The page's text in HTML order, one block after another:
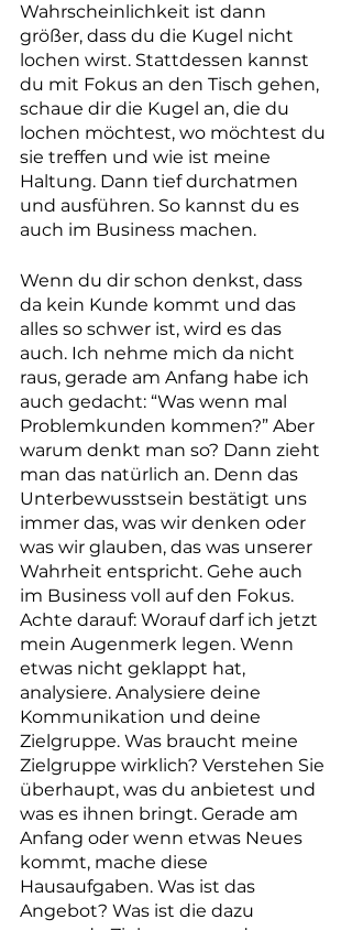
Wahrscheinlichkeit ist dann
größer, dass du die Kugel nicht
lochen wirst. Stattdessen kannst
du mit Fokus an den Tisch gehen,
schaue dir die Kugel an, die du
lochen möchtest, wo möchtest du
sie treffen und wie ist meine
Haltung. Dann tief durchatmen
und ausführen. So kannst du es
auch im Business machen.
Wenn du dir schon denkst, dass
da kein Kunde kommt und das
alles so schwer ist, wird es das
auch. Ich nehme mich da nicht
raus, gerade am Anfang habe ich
auch gedacht: “Was wenn mal
Problemkunden kommen?” Aber
warum denkt man so? Dann zieht
man das natürlich an. Denn das
Unterbewusstsein bestätigt uns
immer das, was wir denken oder
was wir glauben, das was unserer
Wahrheit entspricht. Gehe auch
im Business voll auf den Fokus.
Achte darauf: Worauf darf ich jetzt
mein Augenmerk legen. Wenn
etwas nicht geklappt hat,
analysiere. Analysiere deine
Kommunikation und deine
Zielgruppe. Was braucht meine
Zielgruppe wirklich? Verstehen Sie
überhaupt, was du anbietest und
was es ihnen bringt. Gerade am
Anfang oder wenn etwas Neues
kommt, mache diese
Hausaufgaben. Was ist das
Angebot? Was ist die dazu